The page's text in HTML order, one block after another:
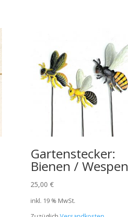
Gartenstecker:
Bienen / Wespen
25,00 €
inkl. 19 % MwSt.